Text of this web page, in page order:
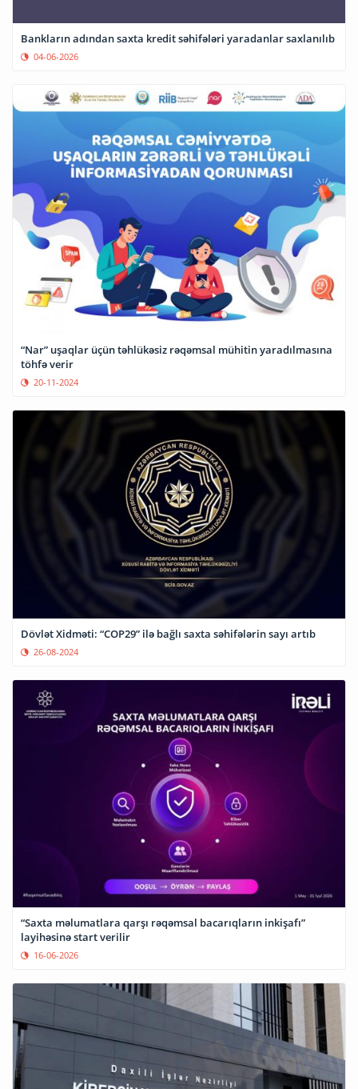
Bankların adından saxta kredit səhifələri yaradanlar saxlanılıb
04-06-2026
“Nar” uşaqlar üçün təhlükəsiz rəqəmsal mühitin yaradılmasına
töhfə verir
20-11-2024
Dövlət Xidməti: “COP29” ilə bağlı saxta səhifələrin sayı artıb
26-08-2024
“Saxta məlumatlara qarşı rəqəmsal bacarıqların inkişafı”
layihəsinə start verilir
16-06-2026